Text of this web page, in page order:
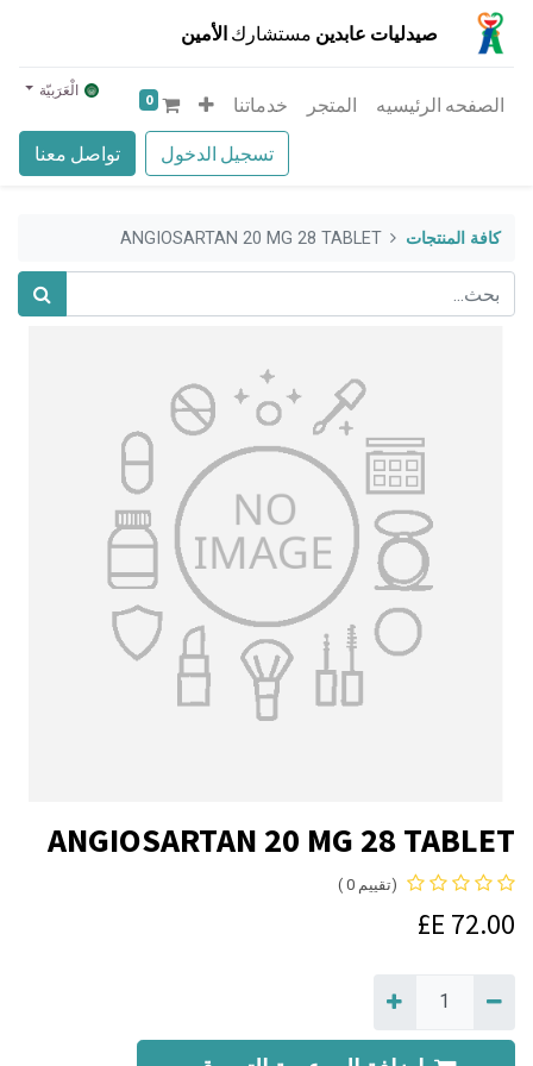
صيدليات عابدين مستشارك الأمين
تسجيل الدخول تواصل معنا
الصفحه الرئيسيه المتجر خدماتنا 0 الْعَرَبيّة
كافة المنتجات ANGIOSARTAN 20 MG 28 TABLET
ANGIOSARTAN 20 MG 28 TABLET
(تقييم 0 )
72.00